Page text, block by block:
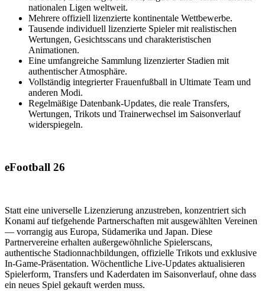
nationalen Ligen weltweit.
Mehrere offiziell lizenzierte kontinentale Wettbewerbe.
Tausende individuell lizenzierte Spieler mit realistischen
Wertungen, Gesichtsscans und charakteristischen
Animationen.
Eine umfangreiche Sammlung lizenzierter Stadien mit
authentischer Atmosphäre.
Vollständig integrierter Frauenfußball in Ultimate Team und
anderen Modi.
Regelmäßige Datenbank-Updates, die reale Transfers,
Wertungen, Trikots und Trainerwechsel im Saisonverlauf
widerspiegeln.
eFootball 26
Statt eine universelle Lizenzierung anzustreben, konzentriert sich
Konami auf tiefgehende Partnerschaften mit ausgewählten Vereinen
— vorrangig aus Europa, Südamerika und Japan. Diese
Partnervereine erhalten außergewöhnliche Spielerscans,
authentische Stadionnachbildungen, offizielle Trikots und exklusive
In-Game-Präsentation. Wöchentliche Live-Updates aktualisieren
Spielerform, Transfers und Kaderdaten im Saisonverlauf, ohne dass
ein neues Spiel gekauft werden muss.